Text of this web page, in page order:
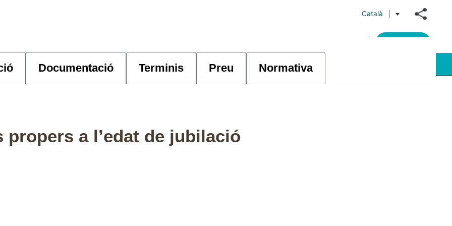
Català
a l’edat de jubilació
Documentació Terminis Preu Normativa